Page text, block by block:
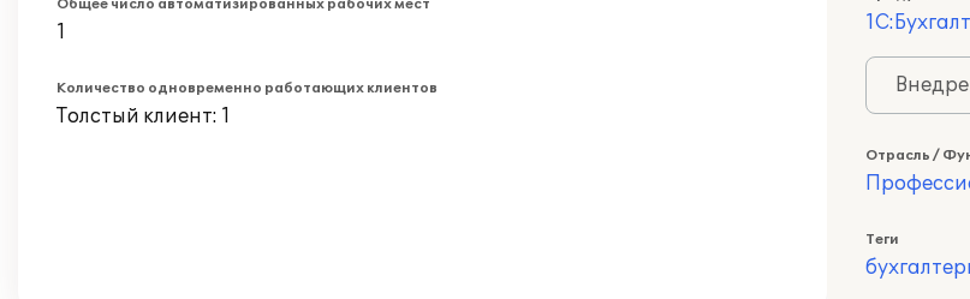
Общее число автоматизированных рабочих мест
1
Количество одновременно работающих клиентов
Толстый клиент: 1
Отрасль /
Теги